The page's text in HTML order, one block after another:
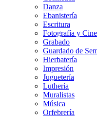
Danza
Ebanistería
Escritura
Fotografía y Cine
Grabado
Guardado de
Hierbatería
Impresión
Juguetería
Luthería
Muralistas
Música
Orfebrería